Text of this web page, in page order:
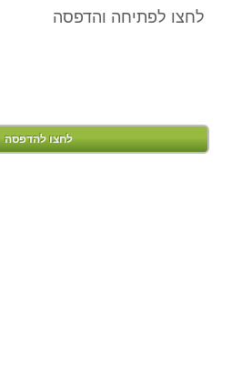
לחצו לפתיחה והדפסה
לחצו להדפסה